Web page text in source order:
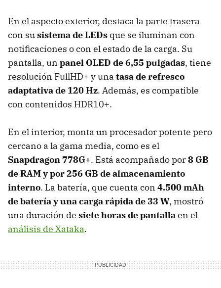
En el aspecto exterior, destaca la parte trasera
con susistema de LEDs que se iluminan con
notificaciones o con el estado de la carga. Su
pantalla, un panel OLED de 6,55 pulgadas, tiene
resolución FullHD+ y una tasa de refresco
adaptativa de 120 Hz. Además, es compatible
con contenidos HDR10+.
En el interior, monta un procesador potente pero
cercano a la gama media, como es el
Snapdragon 778G+. Está acompañado por8 GB
de RAM y por 256 GB de almacenamiento
interno. La batería, que cuenta con 4.500 mAh
de batería y una carga rápida de 33 W, mostró
una duración de siete horas de pantallaen el
análisis de Xataka.